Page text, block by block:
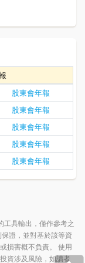
股東會年報
股東會年報
股東會年報
股東會年報
股東會年報
工具輸出，僅作參考之
證，並對基於該等資
損害概不負責。 使用
資涉及風險，如讀者